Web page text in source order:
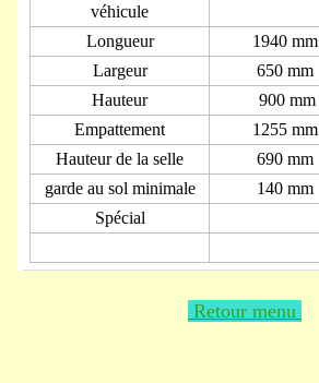
véhicule
Longueur 1940 mm
Largeur
650 mm
Hauteur
900 mm
Empattement
1255 mm
Hauteur de la selle
690 mm
garde au sol minimale
140 mm
Spécial
Retour menu